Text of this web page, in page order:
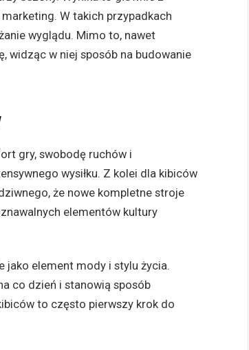
W takich przypadkach
wyglądu. Mimo to, nawet
widząc w niej sposób na budowanie
gry, swobodę ruchów i
wysiłku. Z kolei dla kibiców
że nowe kompletne stroje
elementów kultury
jako element mody i stylu życia.
co dzień i stanowią sposób
to często pierwszy krok do